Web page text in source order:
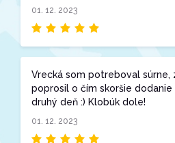
01. 12. 2023
Vrecká som potreboval súrne,
poprosil o čím skoršie
druhý deň :) Klobúk dole!
01. 12. 2023